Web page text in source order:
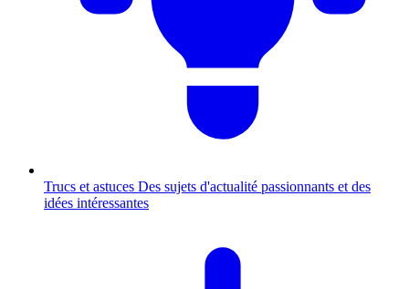
Trucs et astuces Des sujets d'actualité passionnants et des
idées intéressantes